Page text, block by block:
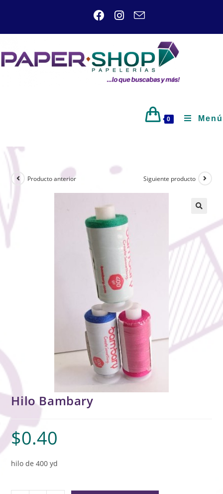
0 Menú
Producto anterior Siguiente producto
Hilo Bambary
$0.40
hilo de 400 yd